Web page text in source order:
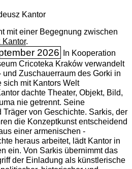
Kantor
mit einer Begegnung zwischen
Kantor.
2026
In Kooperation
Cricoteka Kraków verwandelt
Zuschauerraum des Gorki in
sich mit Kantors Welt
dachte Theater, Objekt, Bild,
nie getrennt. Seine
Träger von Geschichte. Sarkis, der
die Konzeptkunst entscheidend
einer armenischen
heraus arbeitet, lädt Kantor in
ein. Von Sarkis übernimmt das
der Einladung als künstlerische